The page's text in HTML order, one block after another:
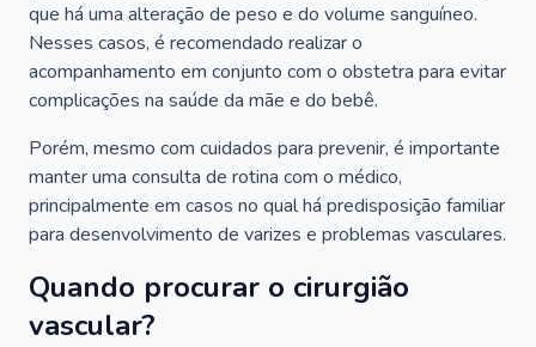
que há uma alteração de peso e do volume sanguíneo.
Nesses casos, é recomendado realizar o
acompanhamento em conjunto com o obstetra para evitar
complicações na saúde da mãe e do bebê.
Porém, mesmo com cuidados para prevenir, é importante
manter uma consulta de rotina com o médico,
principalmente em casos no qual há predisposição familiar
para desenvolvimento de varizes e problemas vasculares.
Quando procurar o cirurgião
vascular?